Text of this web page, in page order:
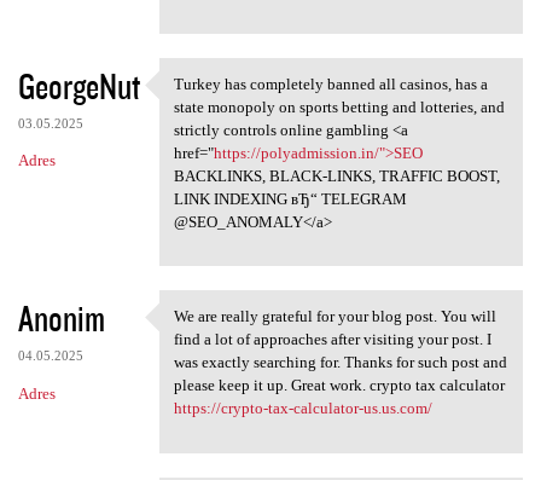
GeorgeNut
03.05.2025
Adres
Turkey has completely banned
Turkey has completely banned all casinos, has a
state monopoly on sports betting and lotteries, and
strictly controls online gambling <a
href="https://polyadmission.in/">SEO
BACKLINKS, BLACK-LINKS, TRAFFIC BOOST,
LINK INDEXING вЂ“ TELEGRAM
@SEO_ANOMALY</a>
Anonim
04.05.2025
Adres
We are really grateful for
We are really grateful for your blog post. You will
find a lot of approaches after visiting your post. I
was exactly searching for. Thanks for such post and
please keep it up. Great work. crypto tax calculator
https://crypto-tax-calculator-us.us.com/